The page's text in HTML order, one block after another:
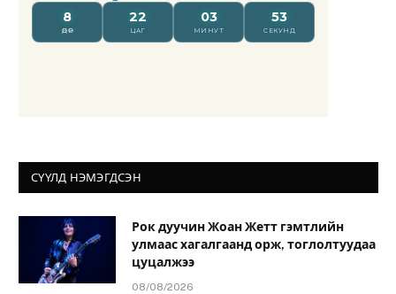
СҮҮЛД НЭМЭГДСЭН
Рок дуучин Жоан Жетт гэмтлийн
улмаас хагалгаанд орж, тоглолтуудаа
цуцалжээ
08/08/2026